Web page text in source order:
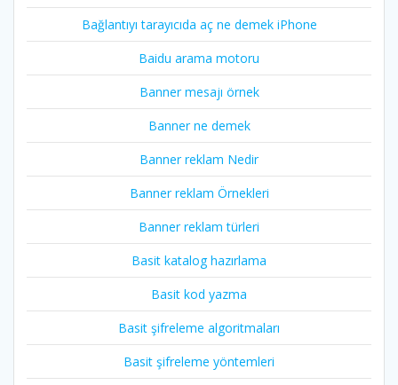
Bağlantıyı tarayıcıda aç ne demek iPhone
Baidu arama motoru
Banner mesajı örnek
Banner ne demek
Banner reklam Nedir
Banner reklam Örnekleri
Banner reklam türleri
Basit katalog hazırlama
Basit kod yazma
Basit şifreleme algoritmaları
Basit şifreleme yöntemleri